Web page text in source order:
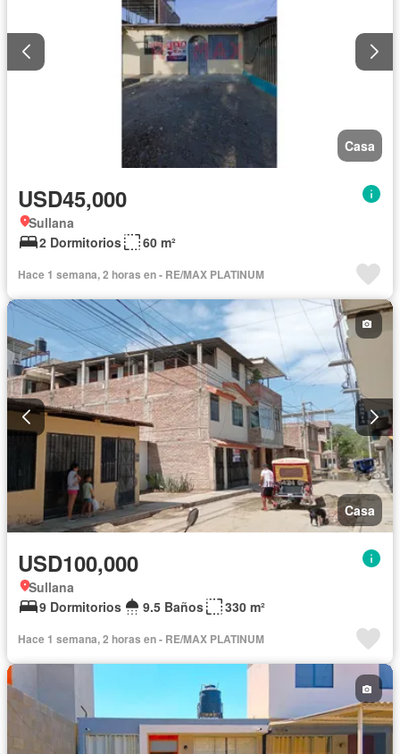
Casa
USD45,000
Sullana
2 Dormitorios
60 m²
Hace 1 semana, 2 horas en - RE/MAX PLATINUM
Casa
USD100,000
Sullana
9 Dormitorios
9.5 Baños 330 m²
Hace 1 semana, 2 horas en - RE/MAX PLATINUM